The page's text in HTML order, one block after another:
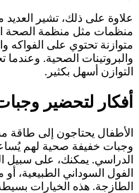
علاوة على ذلك، تشير العديد
منظمات مثل منظمة الصحة
متوازنة تحتوي على الفواكه
والبروتينات الصحية. وعندما
التوازن أسهل بكثير.
أفكار لتحضير
الأطفال يحتاجون إلى طاقة
وجبات خفيفة صحية لهم
الدراسي. يمكنك، على سبيل
الفول السوداني الطبيعية،
الطازجة. هذه الخيارات